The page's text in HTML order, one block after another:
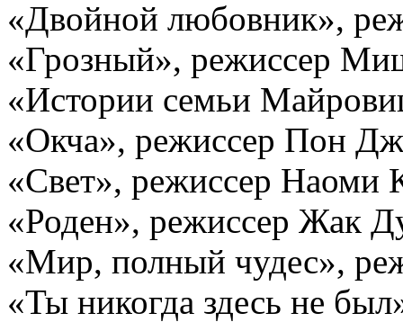
«Двойной любовник»,
«Грозный», режиссер
«Истории семьи
«Окча», режиссер Пон
«Свет», режиссер Наоми
«Роден», режиссер Жак
«Мир, полный чудес»,
«Ты никогда здесь не